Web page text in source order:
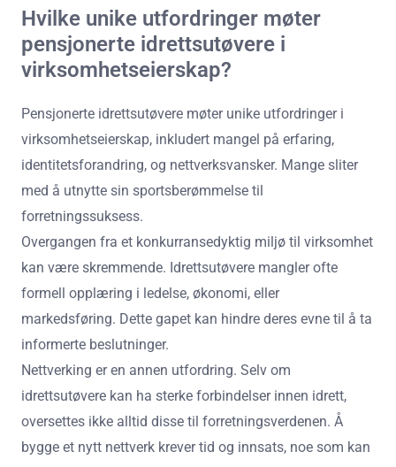
Hvilke unike utfordringer møter
pensjonerte idrettsutøvere i
virksomhetseierskap?
Pensjonerte idrettsutøvere møter unike utfordringer i
virksomhetseierskap, inkludert mangel på erfaring,
identitetsforandring, og nettverksvansker. Mange sliter
med å utnytte sin sportsberømmelse til
forretningssuksess.
Overgangen fra et konkurransedyktig miljø til virksomhet
kan være skremmende. Idrettsutøvere mangler ofte
formell opplæring i ledelse, økonomi, eller
markedsføring. Dette gapet kan hindre deres evne til å ta
informerte beslutninger.
Nettverking er en annen utfordring. Selv om
idrettsutøvere kan ha sterke forbindelser innen idrett,
oversettes ikke alltid disse til forretningsverdenen. Å
bygge et nytt nettverk krever tid og innsats, noe som kan